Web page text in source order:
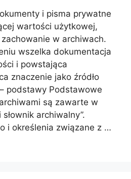
i pisma prywatne
wartości użytkowej,
zachowanie w archiwach.
wszelka dokumentacja
i powstająca
znaczenie jako źródło
podstawy Podstawowe
są zawarte w
archiwalny”.
i określenia związane z …